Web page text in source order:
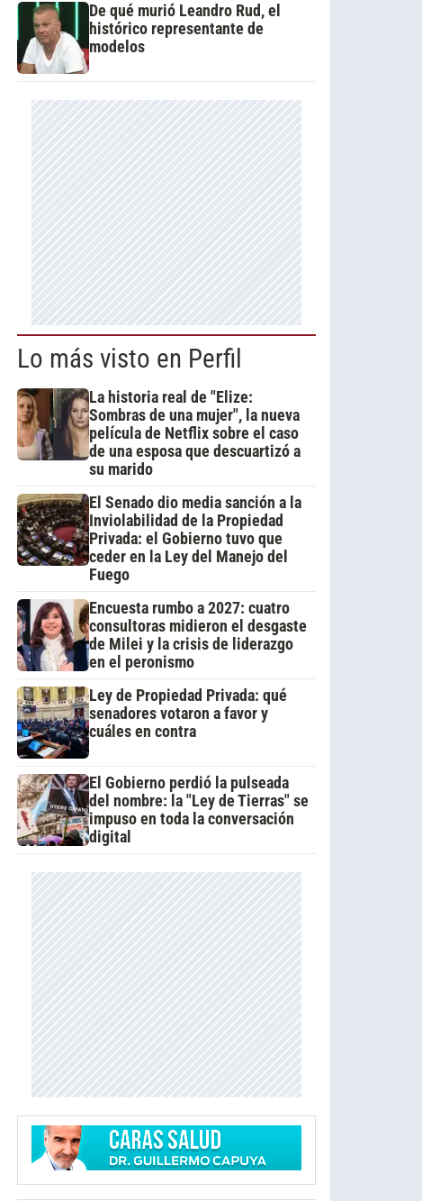
De qué murió Leandro Rud, el
histórico representante de
modelos
Lo más visto en Perfil
La historia real de "Elize:
Sombras de una mujer", la nueva
película de Netflix sobre el caso
de una esposa que descuartizó a
su marido
El Senado dio media sanción a la
Inviolabilidad de la Propiedad
Privada: el Gobierno tuvo que
ceder en la Ley del Manejo del
Fuego
Encuesta rumbo a 2027: cuatro
consultoras midieron el desgaste
de Milei y la crisis de liderazgo
en el peronismo
Ley de Propiedad Privada: qué
senadores votaron a favor y
cuáles en contra
El Gobierno perdió la pulseada
del nombre: la "Ley de Tierras" se
impuso en toda la conversación
digital